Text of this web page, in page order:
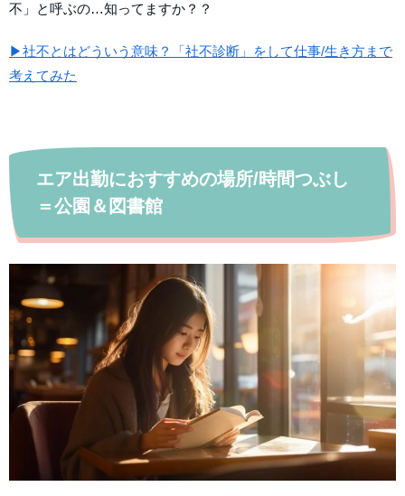
不」と呼ぶの…知ってますか？？
▶社不とはどういう意味？「社不診断」をして仕事/生き方まで
考えてみた
エア出勤におすすめの場所/時間つぶし
＝公園＆図書館